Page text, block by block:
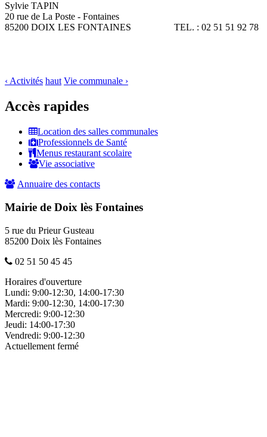
Sylvie TAPIN
20 rue de La Poste - Fontaines
85200 DOIX LES FONTAINES TEL. : 02 51 51 92 78
‹ Activités haut Vie communale ›
Accès rapides
Location des salles communales
Professionnels de Santé
Menus restaurant scolaire
Vie associative
Annuaire des contacts
Mairie de Doix lès Fontaines
5 rue du Prieur Gusteau
85200 Doix lès Fontaines
02 51 50 45 45
Horaires d'ouverture
Lundi: 9:00-12:30, 14:00-17:30
Mardi: 9:00-12:30, 14:00-17:30
Mercredi: 9:00-12:30
Jeudi: 14:00-17:30
Vendredi: 9:00-12:30
Actuellement fermé